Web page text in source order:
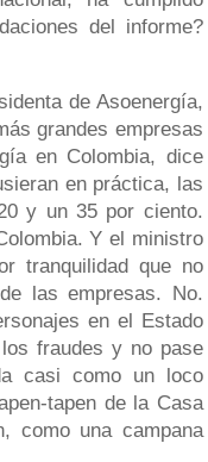
del informe?
de Asoenergía,
grandes empresas
en Colombia, dice
en práctica, las
y un 35 por ciento.
Y el ministro
tranquilidad que no
las empresas. No.
en el Estado
fraudes y no pase
casi como un loco
tapen de la Casa
como una campana